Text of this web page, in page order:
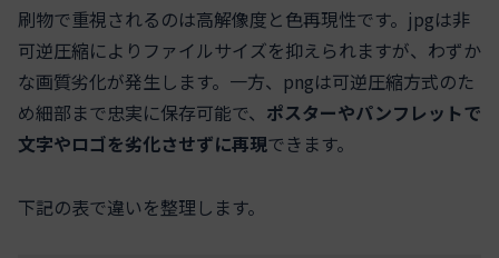
刷物で重視されるのは高解像度と色再現性です。jpgは非
可逆圧縮によりファイルサイズを抑えられますが、わずか
な画質劣化が発生します。一方、pngは可逆圧縮方式のた
め細部まで忠実に保存可能で、 ポスターやパンフレットで
文字やロゴを劣化させずに再現できます。
下記の表で違いを整理します。